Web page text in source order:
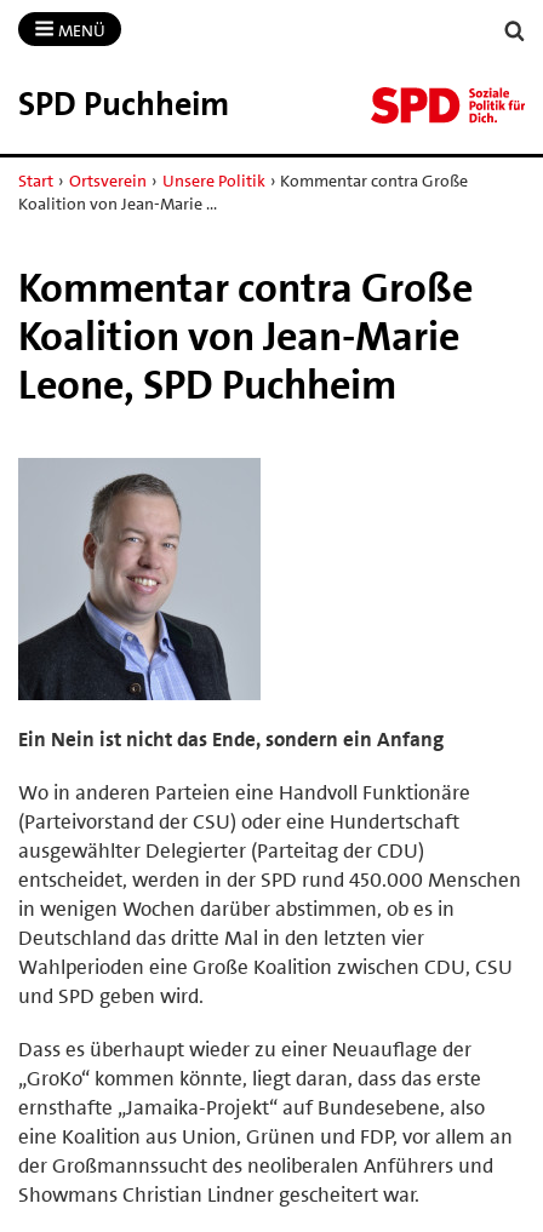
MENÜ
SPD Puchheim
Start › Ortsverein › Unsere Politik › Kommentar contra Große
Koalition von Jean-Marie …
Kommentar contra Große
Koalition von Jean-Marie
Leone, SPD Puchheim
Ein Nein ist nicht das Ende, sondern ein Anfang
Wo in anderen Parteien eine Handvoll Funktionäre
(Parteivorstand der CSU) oder eine Hundertschaft
ausgewählter Delegierter (Parteitag der CDU)
entscheidet, werden in der SPD rund 450.000 Menschen
in wenigen Wochen darüber abstimmen, ob es in
Deutschland das dritte Mal in den letzten vier
Wahlperioden eine Große Koalition zwischen CDU, CSU
und SPD geben wird.
Dass es überhaupt wieder zu einer Neuauflage der
„GroKo“ kommen könnte, liegt daran, dass das erste
ernsthafte „Jamaika-Projekt“ auf Bundesebene, also
eine Koalition aus Union, Grünen und FDP, vor allem an
der Großmannssucht des neoliberalen Anführers und
Showmans Christian Lindner gescheitert war.